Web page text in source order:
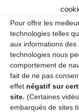
Pour offrir les
technologies telles
aux informations
technologies nous
comportement de
fait de ne pas
effet négatif sur
site. (Certaines
embarqués de sites
Entrée libre
Le Bodhran
travaux
d’une
musique